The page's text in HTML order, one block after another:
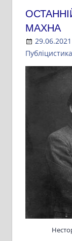
МАХНА
29.06.2021
Публіцистика